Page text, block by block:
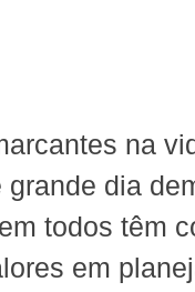
na
dia
todos têm
em